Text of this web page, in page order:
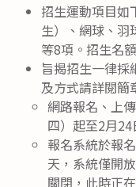
招生運動項目如
生）、網球、羽
等8項。招生名
旨揭招生一律採
及方式請詳閱簡
網路報名、上
四）起至2月
報名系統於報
天，系統僅開
關閉，此時正